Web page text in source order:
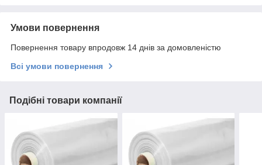
Умови повернення
Повернення товару впродовж 14 днів за домовленістю
Всі умови повернення
Подібні товари компанії